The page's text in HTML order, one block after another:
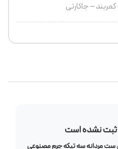
– جاکارتی
ثبت نشده است
ست مردانه سه تیکه چرم مصنوعی